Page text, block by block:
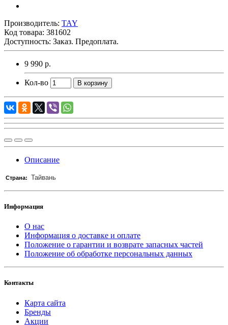
Производитель: TAY
Код товара: 381602
Доступность: Заказ. Предоплата.
9 990 р.
Кол-во В корзину
Описание
Страна: Тайвань
Информация
О нас
Информация о доставке и оплате
Положение о гарантии и возврате запасных частей
Положение об обработке персональных данных
Контакты
Карта сайта
Бренды
Акции